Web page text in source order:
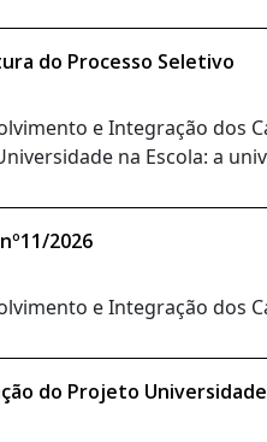
do Processo Seletivo
e Integração dos
na Escola: a
2026
e Integração dos
do Projeto